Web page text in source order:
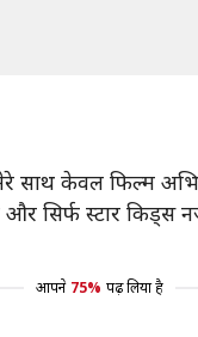
केवल फिल्म
और सिर्फ स्टार
आपने 75% पढ़ लिया है